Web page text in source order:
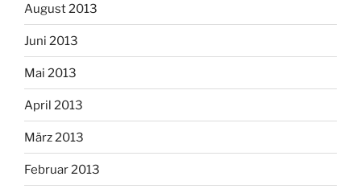
August 2013
Juni 2013
Mai 2013
April 2013
März 2013
Februar 2013